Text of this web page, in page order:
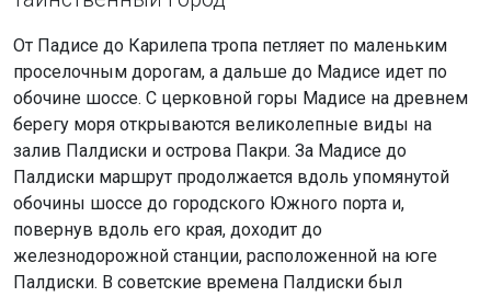
От Падисе до Карилепа тропа петляет по маленьким
проселочным дорогам, а дальше до Мадисе идет по
обочине шоссе. С церковной горы Мадисе на древнем
берегу моря открываются великолепные виды на
залив Палдиски и острова Пакри. За Мадисе до
Палдиски маршрут продолжается вдоль упомянутой
обочины шоссе до городского Южного порта и,
повернув вдоль его края, доходит до
железнодорожной станции, расположенной на юге
Палдиски. В советские времена Палдиски был